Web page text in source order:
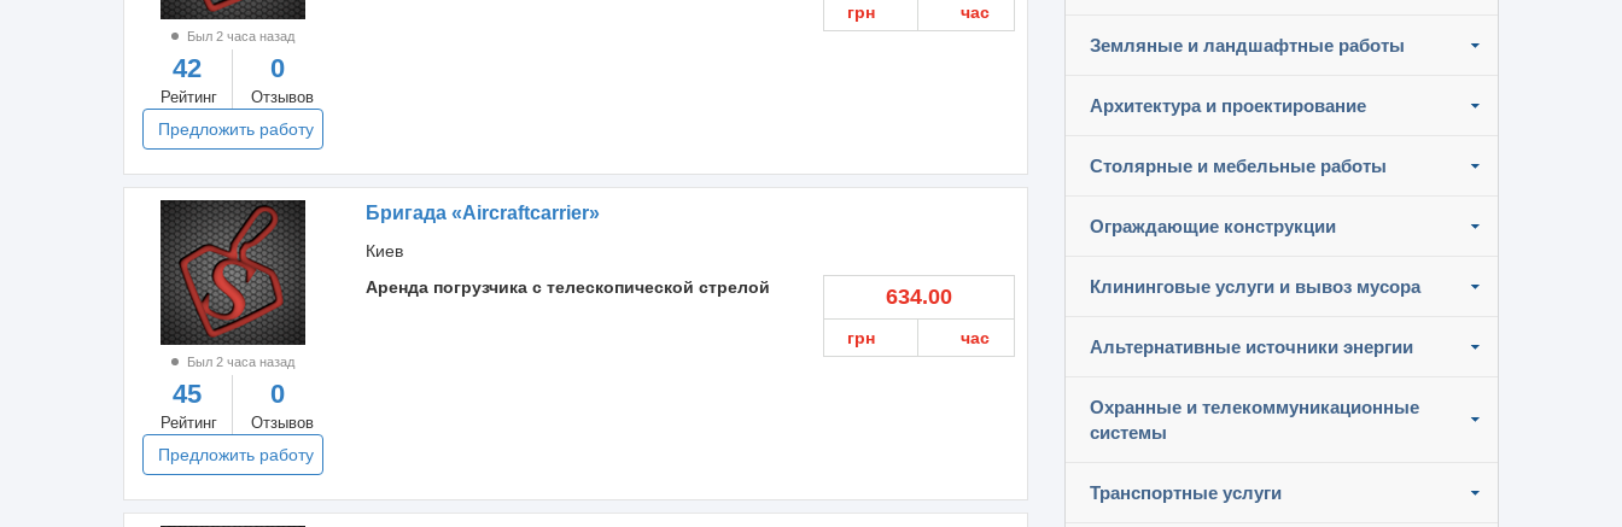
Земляные и ландшафтные работы
Архитектура и проектирование
Столярные и мебельные работы
Ограждающие конструкции
Клининговые услуги и вывоз мусора
Альтернативные источники энергии
Охранные и телекоммуникационные
системы
Транспортные услуги
Был 2 часа назад
42
Рейтинг
0
Отзывов
Предложить работу
грн час
Был 2 часа назад
45
Рейтинг
0
Отзывов
Предложить работу
Бригада «Aircraftcarrier»
Киев
Аренда погрузчика с телескопической стрелой
634.00
грн час